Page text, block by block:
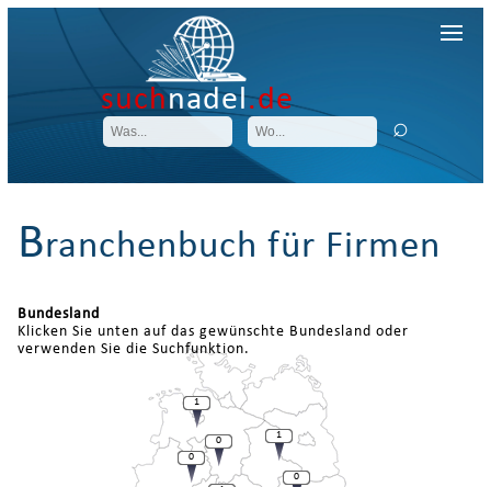
suchnadel.de
Branchenbuch für Firmen
Bundesland
Klicken Sie unten auf das gewünschte Bundesland oder
verwenden Sie die Suchfunktion.
0
1
0
1
0